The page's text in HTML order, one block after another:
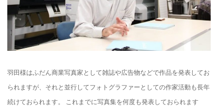
羽田様はふだん商業写真家として雑誌や広告物などで作品を発表してお
られますが、それと並行してフォトグラファーとしての作家活動も長年
続けておられます。 これまでに写真集を何度も発表しておられます